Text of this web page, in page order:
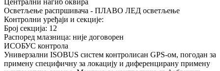
Централни нагиб оквира
Осветљење распршивача - ПЛАВО ЛЕД осветљење
Контролни уређаји и секције:
Број секција: 12
Распоред млазница: није договорен
ИСОБУС контрола
Универзални ISOBUS систем контролисан GPS-ом, погодан за
примену специфичну за локацију и диференцирану примену